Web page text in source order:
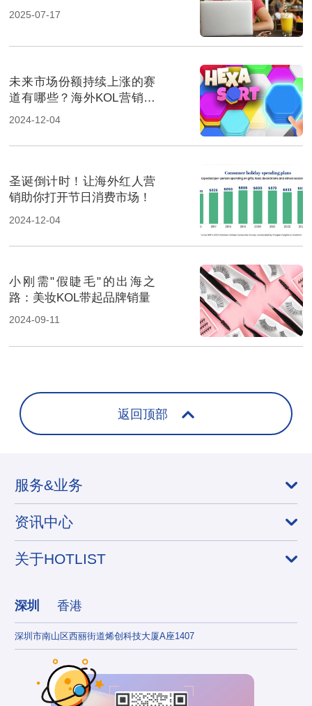
2025-07-17
未来市场份额持续上涨的赛
道有哪些？海外KOL营销榜
上有名
2024-12-04
圣诞倒计时！让海外红人营
销助你打开节日消费市场！
2024-12-04
小刚需"假睫毛"的出海之
路：美妆KOL带起品牌销量
2024-09-11
返回顶部
服务&业务
资讯中心
关于HOTLIST
深圳 香港
深圳市南山区西丽街道烯创科技大厦A座1407